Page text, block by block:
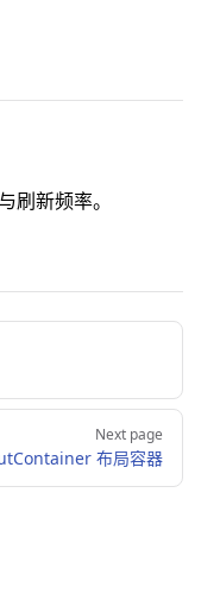
新频率。
Next page
布局容器